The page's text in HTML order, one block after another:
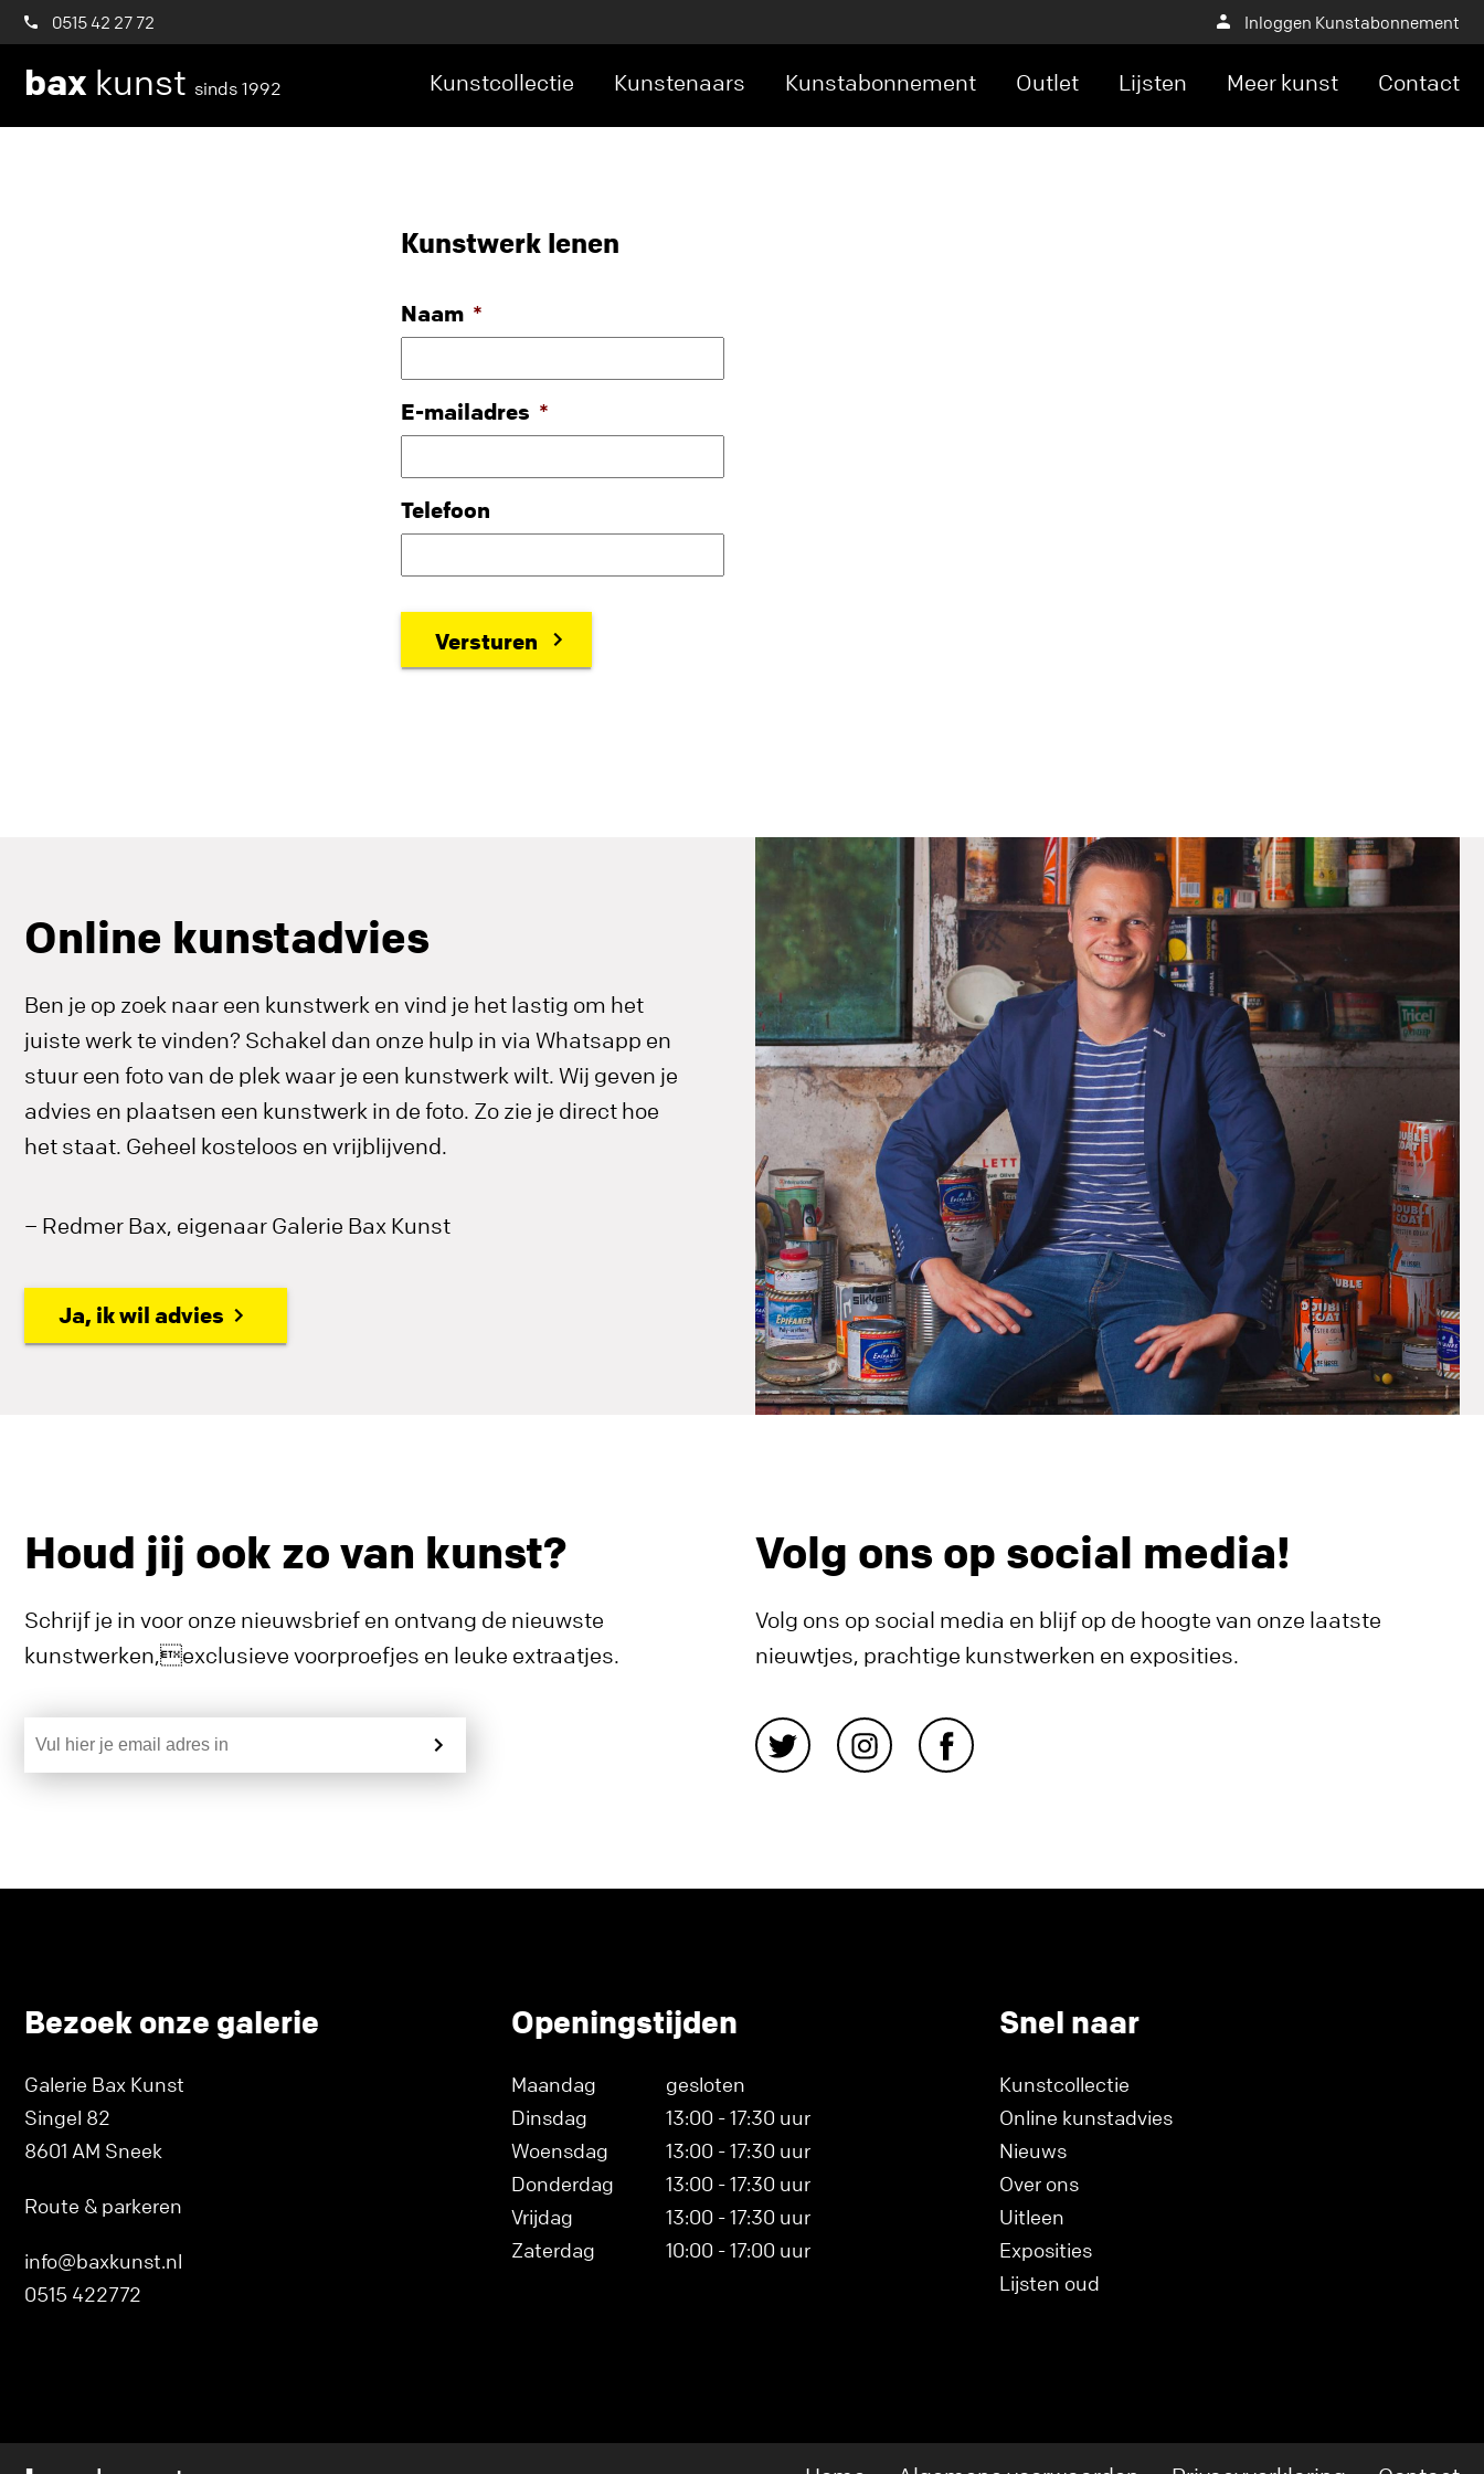
0515 42 27 72 Inloggen Kunstabonnement
bax kunst sinds 1992 Kunstcollectie Kunstenaars Kunstabonnement Outlet Lijsten Meer kunst Contact
Kunstwerk lenen
Naam *
E-mailadres *
Telefoon
Online kunstadvies
Ben je op zoek naar een kunstwerk en vind je het lastig om het
juiste werk te vinden? Schakel dan onze hulp in via Whatsapp en
stuur een foto van de plek waar je een kunstwerk wilt. Wij geven je
advies en plaatsen een kunstwerk in de foto. Zo zie je direct hoe
het staat. Geheel kosteloos en vrijblijvend.
– Redmer Bax, eigenaar Galerie Bax Kunst
Ja, ik wil advies
Houd jij ook zo van kunst?
Schrijf je in voor onze nieuwsbrief en ontvang de nieuwste
kunstwerken,exclusieve voorproefjes en leuke extraatjes.
Volg ons op social media!
Volg ons op social media en blijf op de hoogte van onze laatste
nieuwtjes, prachtige kunstwerken en exposities.
Bezoek onze galerie
Galerie Bax Kunst
Singel 82
8601 AM Sneek
Route & parkeren
info@baxkunst.nl
0515 422772
Openingstijden
Maandag
gesloten
Dinsdag
13:00 - 17:30 uur
Woensdag
13:00 - 17:30 uur
Donderdag
13:00 - 17:30 uur
Vrijdag
13:00 - 17:30 uur
Zaterdag
10:00 - 17:00 uur
Snel naar
Kunstcollectie
Online kunstadvies
Nieuws
Over ons
Uitleen
Exposities
Lijsten oud